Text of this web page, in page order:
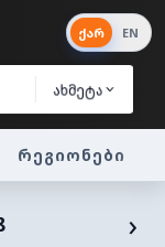
ახმეტა
ქარ EN
რეგიონები
›